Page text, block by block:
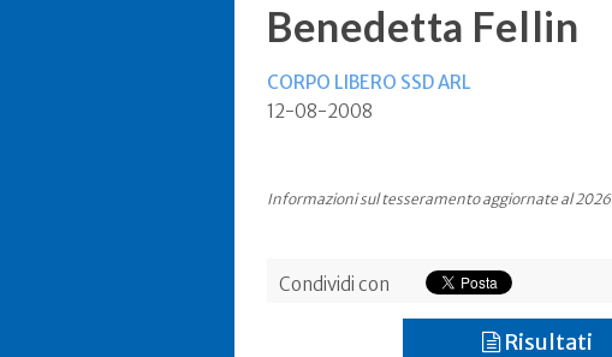
Benedetta Fellin
CORPO LIBERO SSD ARL
12-08-2008
Informazioni sul tesseramento aggiornate al 2026
Condividi con
Risultati